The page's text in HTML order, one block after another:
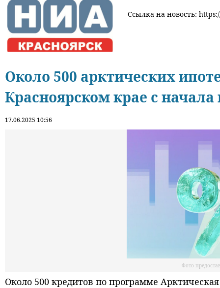
Ссылка на новость:
Около 500 арктических
Красноярском крае с начала
17.06.2025 10:56
Фото
Около 500 кредитов по программе